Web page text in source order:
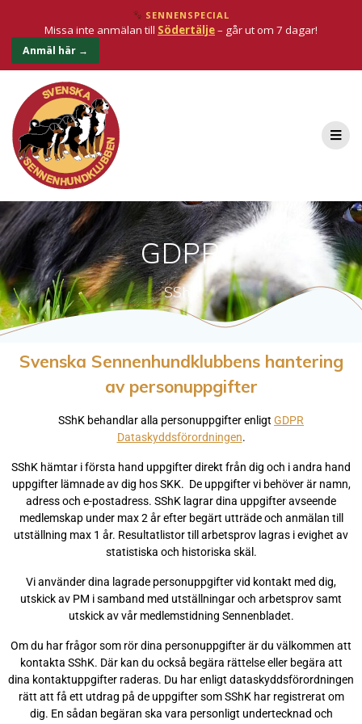
GDPR
SShK
Svenska Sennenhundklubbens hantering
av personuppgifter
SShK behandlar alla personuppgifter enligt GDPR
Dataskyddsförordningen.
SShK hämtar i första hand uppgifter direkt från dig och i andra hand
uppgifter lämnade av dig hos SKK. De uppgifter vi behöver är namn,
adress och e-postadress. SShK lagrar dina uppgifter avseende
medlemskap under max 2 år efter begärt utträde och anmälan till
utställning max 1 år. Resultatlistor till arbetsprov lagras i evighet av
statistiska och historiska skäl.
Vi använder dina lagrade personuppgifter vid kontakt med dig,
utskick av PM i samband med utställningar och arbetsprov samt
utskick av vår medlemstidning Sennenbladet.
Om du har frågor som rör dina personuppgifter är du välkommen att
kontakta SShK. Där kan du också begära rättelse eller begära att
dina kontaktuppgifter raderas. Du har enligt dataskyddsförordningen
rätt att få ett utdrag på de uppgifter som SShK har registrerat om
dig. En sådan begäran ska vara personligt undertecknad och
SENNENSPECIAL
Missa inte anmälan till Södertälje– går ut om 7 dagar!
Anmäl här →